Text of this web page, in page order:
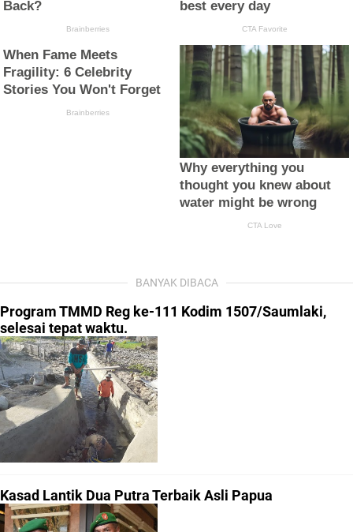
BANYAK DIBACA
Program TMMD Reg ke-111 Kodim 1507/Saumlaki,
selesai tepat waktu.
Kasad Lantik Dua Putra Terbaik Asli Papua